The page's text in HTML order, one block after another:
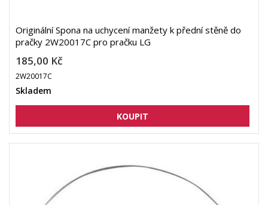
Originální Spona na uchycení manžety k přední stěně do
pračky 2W20017C pro pračku LG
185,00 Kč
2W20017C
Skladem